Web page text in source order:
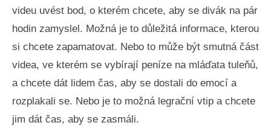
videu uvést bod, o kterém chcete, aby se divák na pár
hodin zamyslel. Možná je to důležitá informace, kterou
si chcete zapamatovat. Nebo to může být smutná část
videa, ve kterém se vybírají peníze na mláďata tuleňů,
a chcete dát lidem čas, aby se dostali do emocí a
rozplakali se. Nebo je to možná legrační vtip a chcete
jim dát čas, aby se zasmáli.